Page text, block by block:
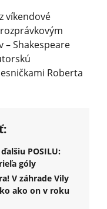
víkendové
Shakespeare
Roberta
POSILU:
góly
V záhrade Vily
ako on v roku